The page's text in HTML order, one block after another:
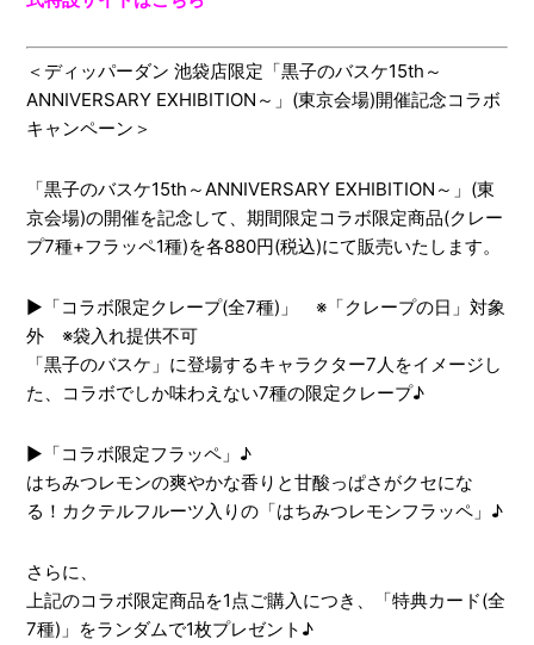
＜ディッパーダン 池袋店限定「黒子のバスケ15th～
ANNIVERSARY EXHIBITION～」(東京会場)開催記念コラボ
キャンペーン＞
「黒子のバスケ15th～ANNIVERSARY EXHIBITION～」(東
京会場)の開催を記念して、期間限定コラボ限定商品(クレー
プ7種+フラッペ1種)を各880円(税込)にて販売いたします。
▶「コラボ限定クレープ(全7種)」 ※「クレープの日」対象
外 ※袋入れ提供不可
「黒子のバスケ」に登場するキャラクター7人をイメージし
た、コラボでしか味わえない7種の限定クレープ♪
▶「コラボ限定フラッペ」♪
はちみつレモンの爽やかな香りと甘酸っぱさがクセにな
る！カクテルフルーツ入りの「はちみつレモンフラッペ」♪
さらに、
上記のコラボ限定商品を1点ご購入につき、「特典カード(全
7種)」をランダムで1枚プレゼント♪